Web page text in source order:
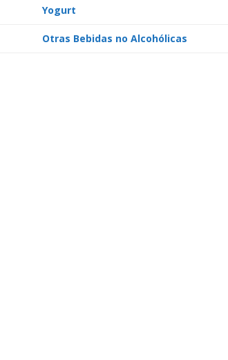
Yogurt
Otras Bebidas no Alcohólicas